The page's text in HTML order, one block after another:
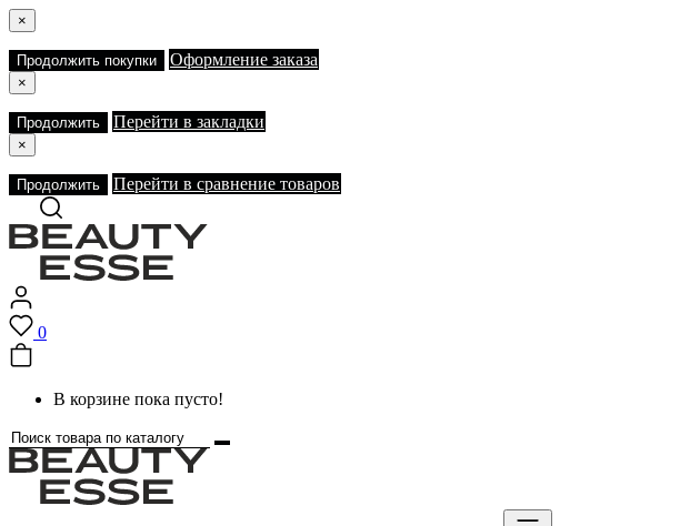
×
Продолжить покупки Оформление заказа
×
Продолжить Перейти в закладки
×
Продолжить Перейти в сравнение товаров
0
В корзине пока пусто!